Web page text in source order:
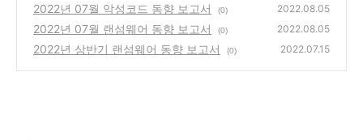
2022년 07월 악성코드 동향 보고서 (0) 2022.08.05
2022년 07월 랜섬웨어 동향 보고서 (0) 2022.08.05
2022년 상반기 랜섬웨어 동향 보고서 (0) 2022.07.15